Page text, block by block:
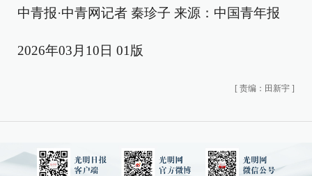
中青报·中青网记者 秦珍子 来源：中国青年报
2026年03月10日 01版
[ 责编：田新宇 ]